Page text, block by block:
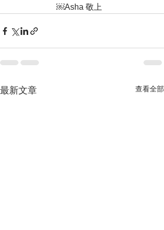
                       ￼Asha 敬上
最新文章 查看全部